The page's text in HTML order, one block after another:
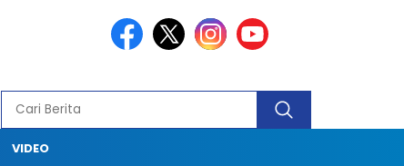
VIDEO